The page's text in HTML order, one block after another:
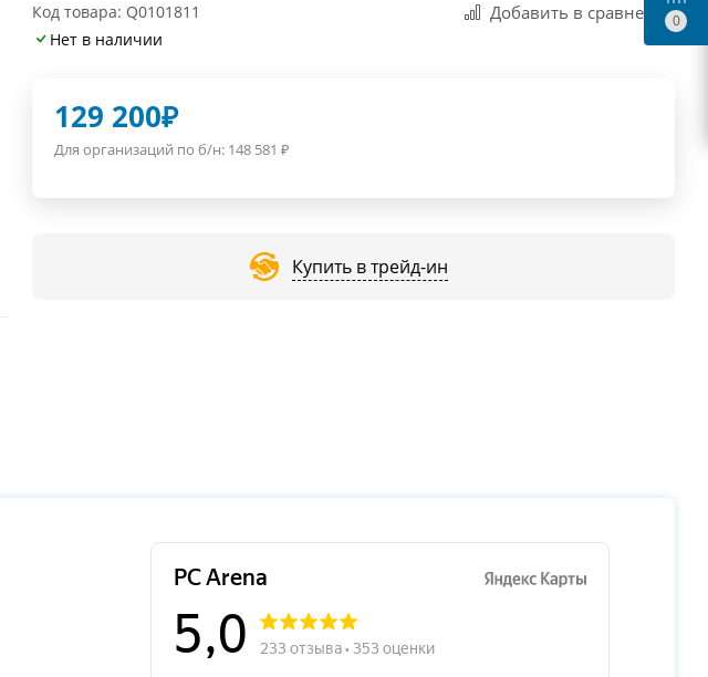
Код товара: Q0101811 Добавить в сравнения
Нет в наличии
129 200₽
Для организаций по б/н: 148 581 ₽
Купить в трейд-ин
0